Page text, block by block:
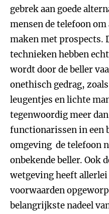
gebrek aan goede
mensen de telefoon
maken met prospects.
technieken hebben
wordt door de beller
onethisch gedrag,
leugentjes en lichte
tegenwoordig meer
functionarissen in een
omgeving de telefoon
onbekende beller. Ook
wetgeving heeft
voorwaarden
belangrijkste nadeel